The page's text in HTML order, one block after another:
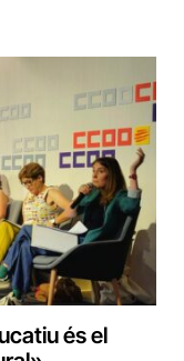
és el